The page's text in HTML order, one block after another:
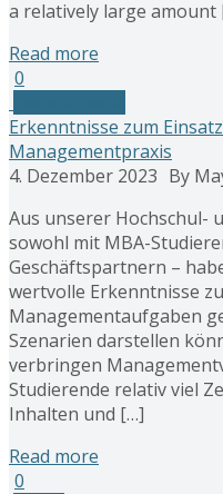
a relatively large amount
Read more
0
Erkenntnisse zum
Managementpraxis
4. Dezember 2023 By
Aus unserer Hochschul-
sowohl mit MBA-
Geschäftspartnern –
wertvolle Erkenntnisse
Managementaufgaben
Szenarien darstellen
verbringen
Studierende relativ viel
Inhalten und […]
Read more
0